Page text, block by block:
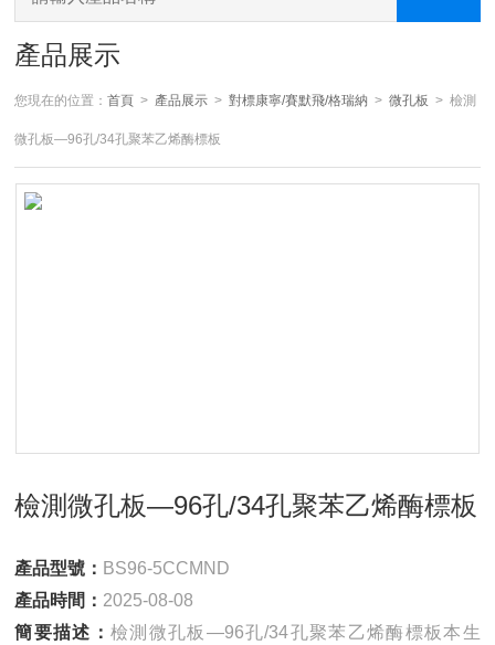
產品展示
您現在的位置：首頁 > 產品展示 >對標康寧/賽默飛/格瑞納 >微孔板 > 檢測
微孔板—96孔/34孔聚苯乙烯酶標板
檢測微孔板—96孔/34孔聚苯乙烯酶標板
產品型號： BS96-5CCMND
產品時間： 2025-08-08
簡要描述：檢測微孔板—96孔/34孔聚苯乙烯酶標板本生